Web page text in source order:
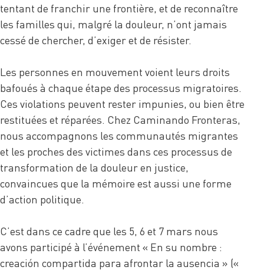
tentant de franchir une frontière, et de reconnaître
les familles qui, malgré la douleur, n’ont jamais
cessé de chercher, d’exiger et de résister.
Les personnes en mouvement voient leurs droits
bafoués à chaque étape des processus migratoires.
Ces violations peuvent rester impunies, ou bien être
restituées et réparées. Chez Caminando Fronteras,
nous accompagnons les communautés migrantes
et les proches des victimes dans ces processus de
transformation de la douleur en justice,
convaincues que la mémoire est aussi une forme
d’action politique.
C’est dans ce cadre que les 5, 6 et 7 mars nous
avons participé à l’événement « En su nombre :
creación compartida para afrontar la ausencia » («